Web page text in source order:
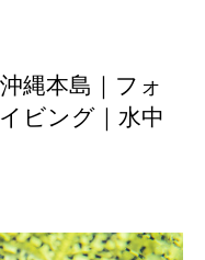
縄本島｜フォ
ビング｜水中